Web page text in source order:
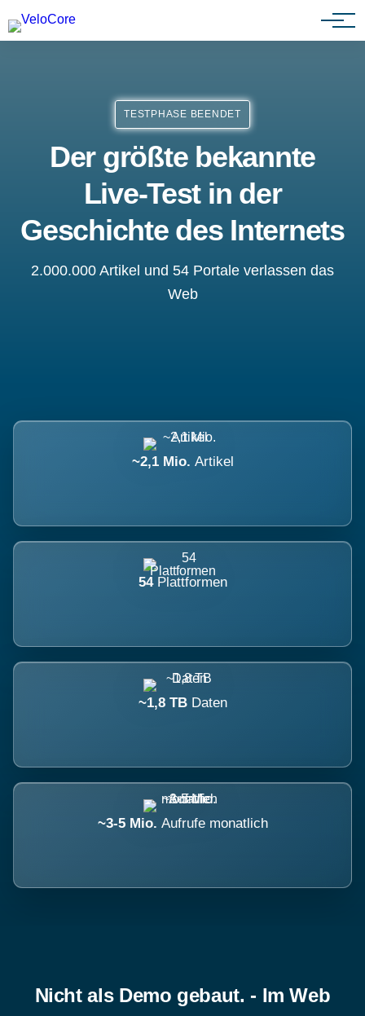
Agenturen & Webdesigner
TESTPHASE BEENDET
Der größte bekannte
Live-Test in der
Geschichte des Internets
2.000.000 Artikel und 54 Portale verlassen das
Web
~2,1 Mio. Artikel
54 Plattformen
~1,8 TB Daten
~3-5 Mio. Aufrufe monatlich
Nicht als Demo gebaut. - Im Web